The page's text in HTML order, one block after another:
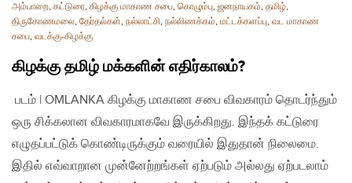
அம்பாறை, கட்டுரை, கிழக்கு மாகாண சபை, கொழும்பு, ஜனநாயகம், தமிழ்,
திருகோணமலை, தேர்தல்கள், நல்லாட்சி, நல்லிணக்கம், மட்டக்களப்பு, வட மாகாண
சபை, வடக்கு-கிழக்கு
கிழக்கு தமிழ் மக்களின் எதிர்காலம்?
படம் | OMLANKA கிழக்கு மாகாண சபை விவகாரம் தொடர்ந்தும்
ஒரு சிக்கலான விவகாரமாகவே இருக்கிறது. இந்தக் கட்டுரை
எழுதப்பட்டுக் கொண்டிருக்கும் வரையில் இதுதான் நிலைமை.
இதில் எவ்வாறான முன்னேற்றங்கள் ஏற்படும் அல்லது ஏற்படலாம்